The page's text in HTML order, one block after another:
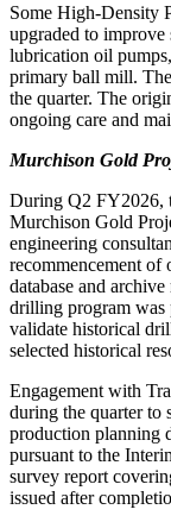
Some High-Density
upgraded to
lubrication oil
primary ball mill.
the quarter. The
ongoing care and
Murchison Gold
During Q2 FY2026,
Murchison Gold
engineering
recommencement of
database and
drilling program was
validate historical
selected historical
Engagement with
during the quarter to
production planning
pursuant to the
survey report
issued after